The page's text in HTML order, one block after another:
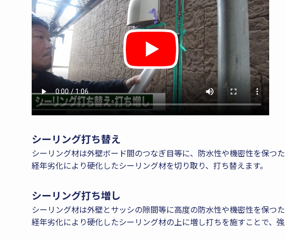
シーリング打ち替え
シーリング材は外壁ボード間のつなぎ目等に、防水性や機密性を保つた
経年劣化により硬化したシーリング材を切り取り、打ち替えます。
シーリング打ち増し
シーリング材は外壁とサッシの隙間等に高度の防水性や機密性を保つた
経年劣化により硬化したシーリング材の上に増し打ちを施すことで、強